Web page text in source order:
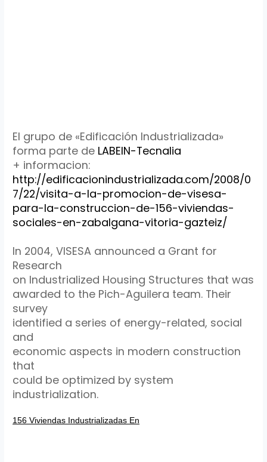
El grupo de «Edificación Industrializada»
forma parte de LABEIN-Tecnalia
+ informacion:
http://edificacionindustrializada.com/2008/0
7/22/visita-a-la-promocion-de-visesa-
para-la-construccion-de-156-viviendas-
sociales-en-zabalgana-vitoria-gazteiz/
In 2004, VISESA announced a Grant for
Research
on Industrialized Housing Structures that was
awarded to the Pich-Aguilera team. Their
survey
identified a series of energy-related, social
and
economic aspects in modern construction
that
could be optimized by system
industrialization.
156 Viviendas Industrializadas En